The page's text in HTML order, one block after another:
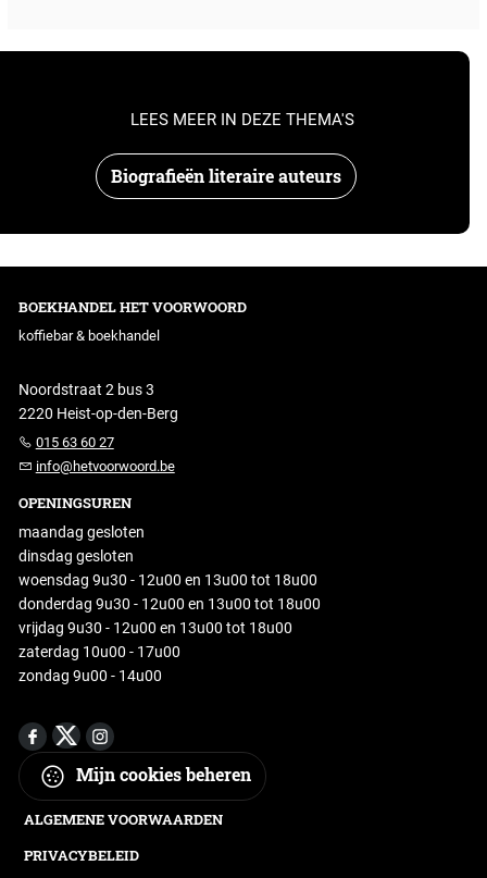
Biografieën literaire auteurs
LEES MEER IN DEZE THEMA'S
BOEKHANDEL HET VOORWOORD
koffiebar & boekhandel
Noordstraat 2 bus 3
2220 Heist-op-den-Berg
015 63 60 27
info@hetvoorwoord.be
OPENINGSUREN
maandag gesloten
dinsdag gesloten
woensdag 9u30 - 12u00 en 13u00 tot 18u00
donderdag 9u30 - 12u00 en 13u00 tot 18u00
vrijdag 9u30 - 12u00 en 13u00 tot 18u00
zaterdag 10u00 - 17u00
zondag 9u00 - 14u00
Mijn cookies beheren
ALGEMENE VOORWAARDEN
PRIVACYBELEID